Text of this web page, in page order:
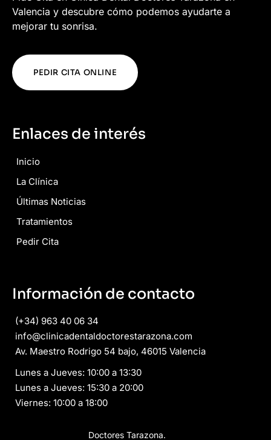
Valencia y descubre cómo podemos ayudarte a
mejorar tu sonrisa.
PEDIR CITA ONLINE
Enlaces de interés
Inicio
La Clínica
Últimas Noticias
Tratamientos
Pedir Cita
Información de contacto
(+34) 963 40 06 34
info@clinicadentaldoctorestarazona.com
Av. Maestro Rodrigo 54 bajo, 46015 Valencia
Lunes a Jueves: 10:00 a 13:30
Lunes a Jueves: 15:30 a 20:00
Viernes: 10:00 a 18:00
Doctores Tarazona.